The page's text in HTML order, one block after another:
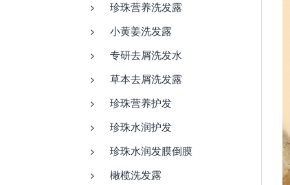
珍珠营养洗发露
小黄姜洗发露
专研去屑洗发水
草本去屑洗发露
珍珠营养护发
珍珠水润护发
珍珠水润发膜倒膜
橄榄洗发露